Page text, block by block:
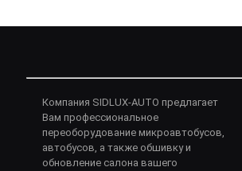
Компания SIDLUX-AUTO предлагает
Вам профессиональное
переоборудование микроавтобусов,
автобусов, а также обшивку и
обновление салона вашего